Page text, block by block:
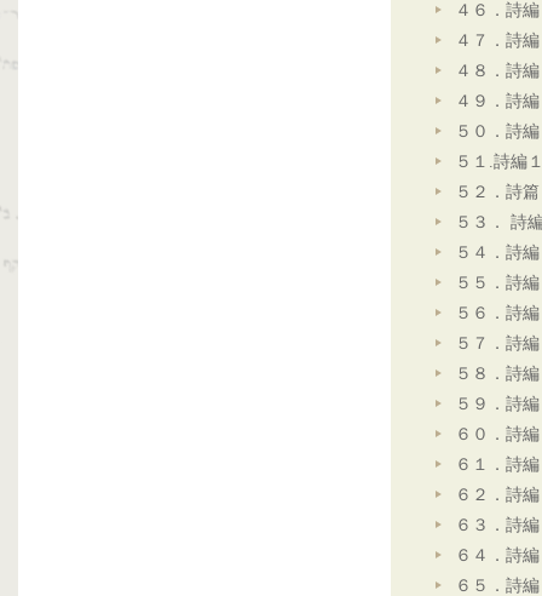
４６．詩
４７．詩
４８．詩
４９．詩
５０．詩
５１.詩編
５２．詩
５３． 詩
５４．詩
５５．詩
５６．詩
５７．詩
５８．詩
５９．詩
６０．詩
６１．詩
６２．詩
６３．詩
６４．詩
６５．詩